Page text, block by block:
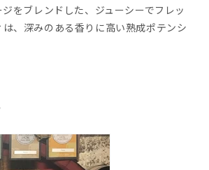
をブレンドした、ジューシーでフレッ
、深みのある香りに高い熟成ポテンシ